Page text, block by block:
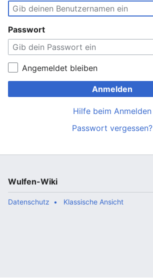
Passwort
Angemeldet bleiben
Anmelden
Hilfe beim Anmelden
Passwort vergessen?
Wulfen-Wiki
Datenschutz Klassische Ansicht